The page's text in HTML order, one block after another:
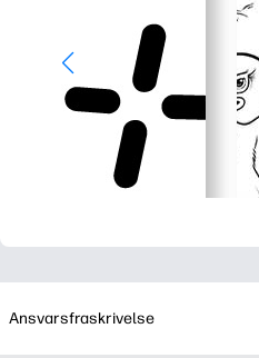
Ansvarsfraskrivelse